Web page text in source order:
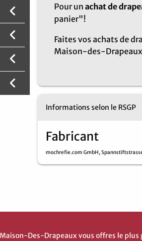
Pour un achat de
panier"!
Faites vos achats de
Maison-des-
Informations selon le RSGP
Fabricant
mochrefie.com GmbH,
Des-Drapeaux vous offres le plus